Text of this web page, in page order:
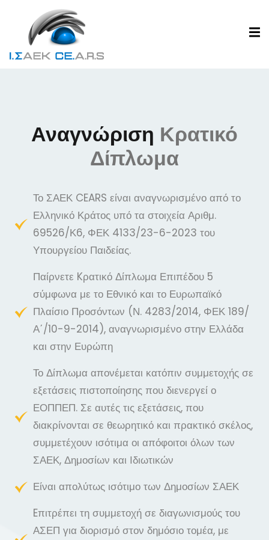
Αναγνώριση Κρατικό
Δίπλωμα
Το ΣΑΕΚ CEARS είναι αναγνωρισμένο από το
Ελληνικό Κράτος υπό τα στοιχεία Αριθμ.
69526/Κ6, ΦΕΚ 4133/23-6-2023 του
Υπουργείου Παιδείας.
Παίρνετε Kρατικό Δίπλωμα Επιπέδου 5
σύμφωνα με το Εθνικό και το Ευρωπαϊκό
Πλαίσιο Προσόντων (Ν. 4283/2014, ΦΕΚ 189/
Α΄/10-9-2014), αναγνωρισμένο στην Ελλάδα
και στην Ευρώπη
Το Δίπλωμα απονέμεται κατόπιν συμμετοχής σε
εξετάσεις πιστοποίησης που διενεργεί ο
ΕΟΠΠΕΠ. Σε αυτές τις εξετάσεις, που
διακρίνονται σε θεωρητικό και πρακτικό σκέλος,
συμμετέχουν ισότιμα οι απόφοιτοι όλων των
ΣΑΕΚ, Δημοσίων και Ιδιωτικών
Είναι απολύτως ισότιμο των Δημοσίων ΣΑΕΚ
Eπιτρέπει τη συμμετοχή σε διαγωνισμούς του
ΑΣΕΠ για διορισμό στον δημόσιο τομέα, με